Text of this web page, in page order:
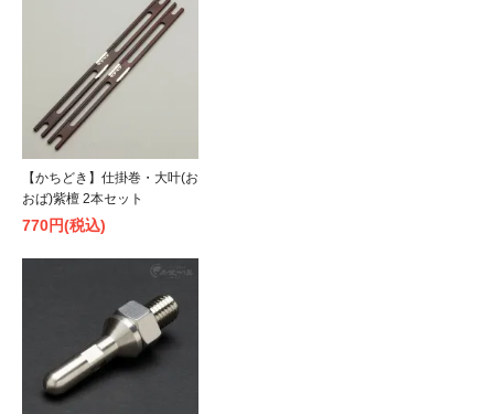
【かちどき】仕掛巻・大叶(お
おば)紫檀 2本セット
770円(税込)